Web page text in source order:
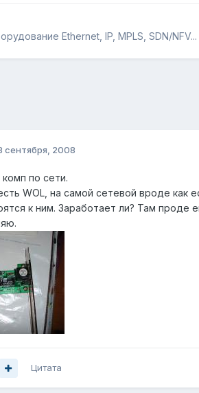
Ethernet, IP, MPLS, SDN/NFV...
сентября, 2008
по сети.
WOL, на самой сетевой вроде как
к ним. Заработает ли? Там проде
Цитата